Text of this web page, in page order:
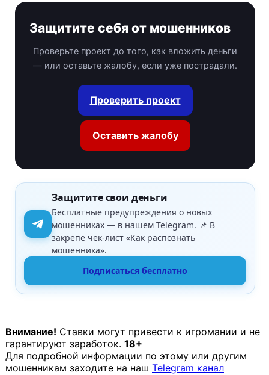
Защитите себя от мошенников
Проверьте проект до того, как вложить деньги
— или оставьте жалобу, если уже пострадали.
Проверить проект
Оставить жалобу
Защитите свои деньги
Бесплатные предупреждения о новых
мошенниках — в нашем Telegram. 📌 В
закрепе чек-лист «Как распознать
мошенника».
Подписаться бесплатно
Внимание! Ставки могут привести к игромании и не
гарантируют заработок. 18+
Для подробной информации по этому или другим
мошенникам заходите на наш Telegram канал